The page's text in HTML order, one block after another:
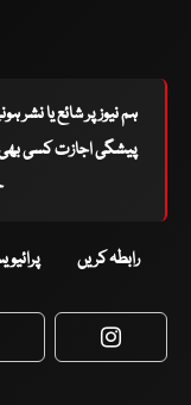
ہم نیوز پر شائع یا نشر
پیشگی اجازت کسی بھی
رابطہ کریں